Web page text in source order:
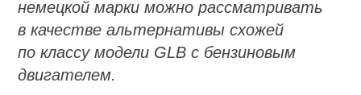
немецкой марки можно рассматривать
в качестве альтернативы схожей
по классу модели GLB с бензиновым
двигателем.